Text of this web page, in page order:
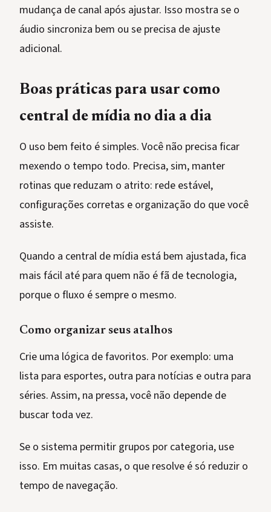
mudança de canal após ajustar. Isso mostra se o
áudio sincroniza bem ou se precisa de ajuste
adicional.
Boas práticas para usar como
central de mídia no dia a dia
O uso bem feito é simples. Você não precisa ficar
mexendo o tempo todo. Precisa, sim, manter
rotinas que reduzam o atrito: rede estável,
configurações corretas e organização do que você
assiste.
Quando a central de mídia está bem ajustada, fica
mais fácil até para quem não é fã de tecnologia,
porque o fluxo é sempre o mesmo.
Como organizar seus atalhos
Crie uma lógica de favoritos. Por exemplo: uma
lista para esportes, outra para notícias e outra para
séries. Assim, na pressa, você não depende de
buscar toda vez.
Se o sistema permitir grupos por categoria, use
isso. Em muitas casas, o que resolve é só reduzir o
tempo de navegação.